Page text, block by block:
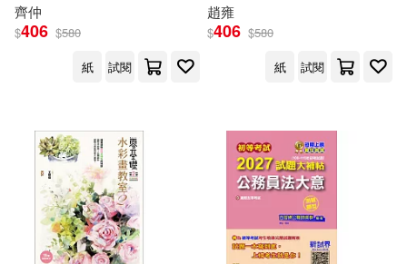
齊仲
$406 $580
紙
試閱
趙雍
$406 $580
紙
試閱